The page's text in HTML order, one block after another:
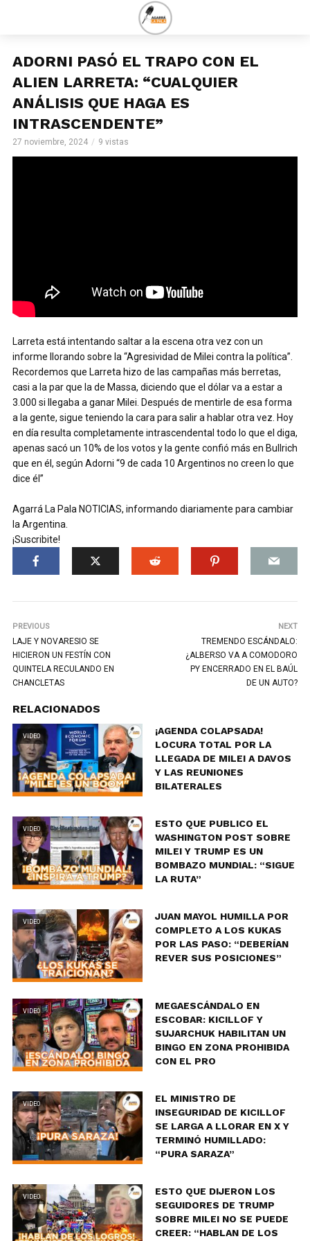
ADORNI PASÓ EL TRAPO CON EL
ALIEN LARRETA: “CUALQUIER
ANÁLISIS QUE HAGA ES
INTRASCENDENTE”
27 noviembre, 2024 9 vistas
Larreta está intentando saltar a la escena otra vez con un
informe llorando sobre la “Agresividad de Milei contra la política”.
Recordemos que Larreta hizo de las campañas más berretas,
casi a la par que la de Massa, diciendo que el dólar va a estar a
3.000 si llegaba a ganar Milei. Después de mentirle de esa forma
a la gente, sigue teniendo la cara para salir a hablar otra vez. Hoy
en día resulta completamente intrascendental todo lo que el diga,
apenas sacó un 10% de los votos y la gente confió más en Bullrich
que en él, según Adorni “9 de cada 10 Argentinos no creen lo que
dice él”
Agarrá La Pala NOTICIAS, informando diariamente para cambiar
la Argentina.
¡Suscribite!
PREVIOUS
LAJE Y NOVARESIO SE
HICIERON UN FESTÍN CON
QUINTELA RECULANDO EN
CHANCLETAS
NEXT
TREMENDO ESCÁNDALO:
¿ALBERSO VA A COMODORO
PY ENCERRADO EN EL BAÚL
DE UN AUTO?
RELACIONADOS
VIDEO
¡AGENDA COLAPSADA!
LOCURA TOTAL POR LA
LLEGADA DE MILEI A DAVOS
Y LAS REUNIONES
BILATERALES
VIDEO
ESTO QUE PUBLICO EL
WASHINGTON POST SOBRE
MILEI Y TRUMP ES UN
BOMBAZO MUNDIAL: “SIGUE
LA RUTA”
VIDEO
JUAN MAYOL HUMILLA POR
COMPLETO A LOS KUKAS
POR LAS PASO: “DEBERÍAN
REVER SUS POSICIONES”
VIDEO
MEGAESCÁNDALO EN
ESCOBAR: KICILLOF Y
SUJARCHUK HABILITAN UN
BINGO EN ZONA PROHIBIDA
CON EL PRO
VIDEO
EL MINISTRO DE
INSEGURIDAD DE KICILLOF
SE LARGA A LLORAR EN X Y
TERMINÓ HUMILLADO:
“PURA SARAZA”
VIDEO
ESTO QUE DIJERON LOS
SEGUIDORES DE TRUMP
SOBRE MILEI NO SE PUEDE
CREER: “HABLAN DE LOS